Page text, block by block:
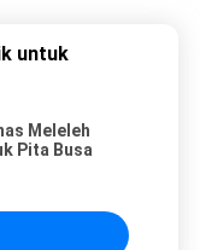
untuk
Meleleh
Pita Busa